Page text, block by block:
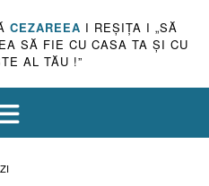
CEZAREEA I REŞIŢA I „SĂ
SĂ FIE CU CASA TA ŞI CU
AL TĂU !”